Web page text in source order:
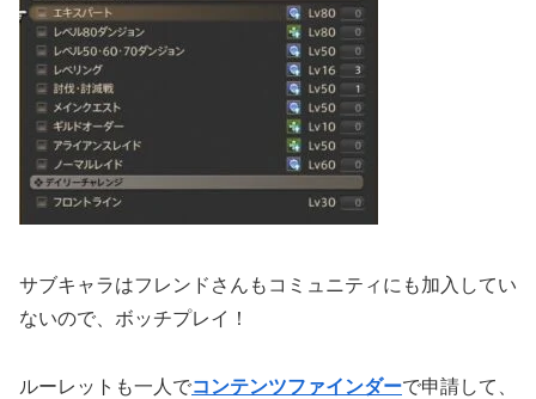
サブキャラはフレンドさんもコミュニティにも加入してい
ないので、ボッチプレイ！
ルーレットも一人でコンテンツファインダーで申請して、